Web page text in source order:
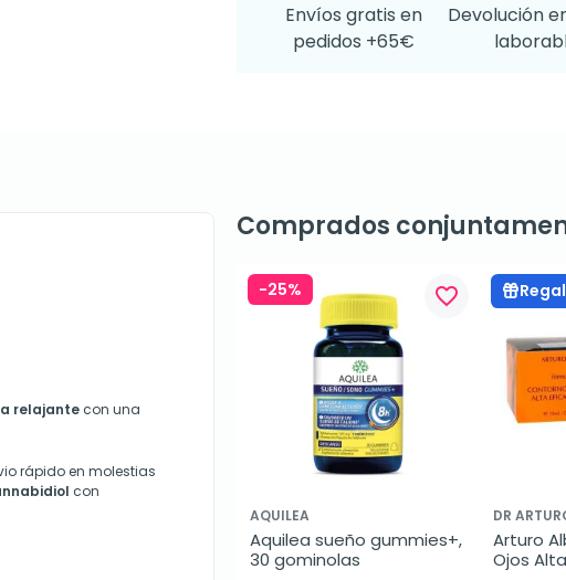
Envíos gratis en
pedidos +65€
Devolución
relajante con una
rápido en molestias
con
Comprados
-25% favorite_border
AQUILEA
Aquilea sueño gummies+,
30 gominolas
DR
Arturo
Ojos